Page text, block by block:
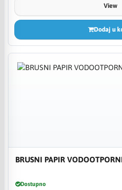
View
Dodaj u
BRUSNI PAPIR
Dostupno